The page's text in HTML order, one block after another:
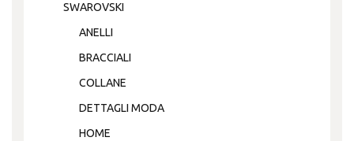
SWAROVSKI
ANELLI
BRACCIALI
COLLANE
DETTAGLI MODA
HOME